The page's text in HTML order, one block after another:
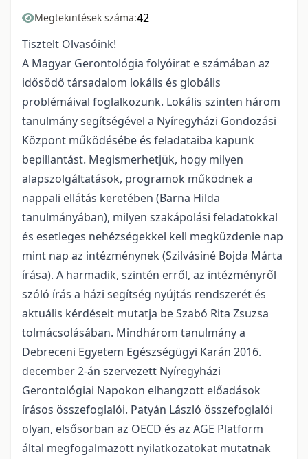
Megtekintések száma:42
Tisztelt Olvasóink!
A Magyar Gerontológia folyóirat e számában az
idősödő társadalom lokális és globális
problémáival foglalkozunk. Lokális szinten három
tanulmány segítségével a Nyíregyházi Gondozási
Központ működésébe és feladataiba kapunk
bepillantást. Megismerhetjük, hogy milyen
alapszolgáltatások, programok működnek a
nappali ellátás keretében (Barna Hilda
tanulmányában), milyen szakápolási feladatokkal
és esetleges nehézségekkel kell megküzdenie nap
mint nap az intézménynek (Szilvásiné Bojda Márta
írása). A harmadik, szintén erről, az intézményről
szóló írás a házi segítség nyújtás rendszerét és
aktuális kérdéseit mutatja be Szabó Rita Zsuzsa
tolmácsolásában. Mindhárom tanulmány a
Debreceni Egyetem Egészségügyi Karán 2016.
december 2-án szervezett Nyíregyházi
Gerontológiai Napokon elhangzott előadások
írásos összefoglalói. Patyán László összefoglalói
olyan, elsősorban az OECD és az AGE Platform
által megfogalmazott nyilatkozatokat mutatnak